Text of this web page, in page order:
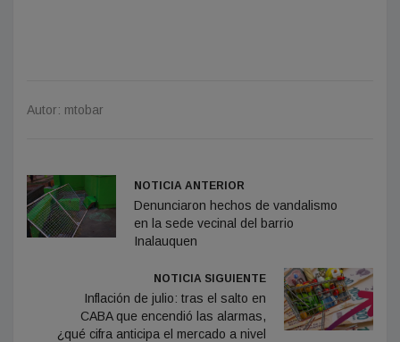
Autor: mtobar
NOTICIA ANTERIOR
Denunciaron hechos de vandalismo
en la sede vecinal del barrio
Inalauquen
NOTICIA SIGUIENTE
Inflación de julio: tras el salto en
CABA que encendió las alarmas,
¿qué cifra anticipa el mercado a nivel